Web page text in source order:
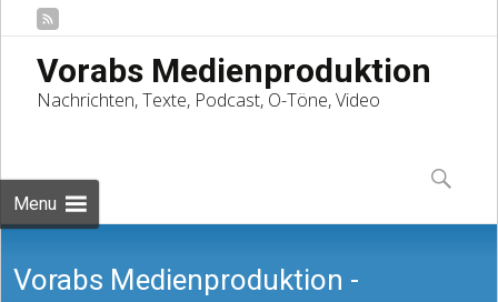
Vorabs Medienproduktion
Nachrichten, Texte, Podcast, O-Töne, Video
Menu
to
content
Suchen
nach:
Vorabs Medienproduktion -